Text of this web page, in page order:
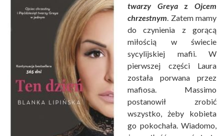
twarzy GreyazOjcem
chrzestnym . Zatem mamy
do czynienia z gorącą
miłością w świecie
sycylijskiej mafii. W
pierwszej części Laura
została porwana przez
mafiosa. Massimo
postanowił zrobić
wszystko, żeby kobieta
go pokochała. Wiadomo,